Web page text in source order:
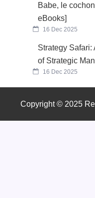
Babe, le
eBooks]
16 Dec 2025
Strategy Safari:
of Strategic
16 Dec 2025
Copyright © 2025